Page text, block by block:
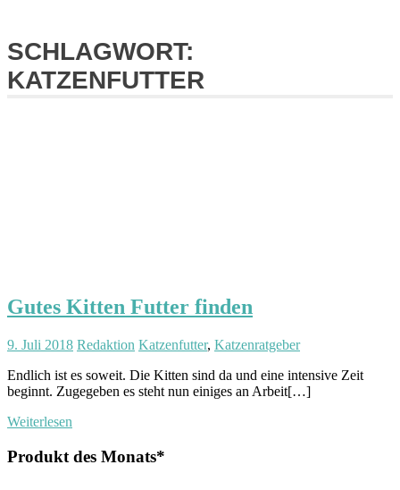
SCHLAGWORT:
KATZENFUTTER
Gutes Kitten Futter finden
9. Juli 2018 Redaktion Katzenfutter, Katzenratgeber
Endlich ist es soweit. Die Kitten sind da und eine intensive Zeit
beginnt. Zugegeben es steht nun einiges an Arbeit[…]
Weiterlesen
Produkt des Monats*